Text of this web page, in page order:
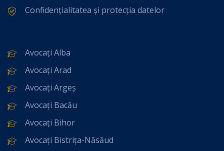
Confidențialitatea și protecția datelor
Avocați Alba
Avocați Arad
Avocați Argeș
Avocați Bacău
Avocați Bihor
Avocați Bistrița-Năsăud